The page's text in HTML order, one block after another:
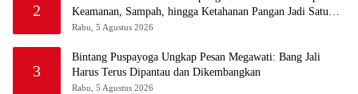
2
Keamanan, Sampah, hingga Ketahanan Pangan Jadi Satu
Sistem
Rabu, 5 Agustus 2026
3
Bintang Puspayoga Ungkap Pesan Megawati: Bang Jali
Harus Terus Dipantau dan Dikembangkan
Rabu, 5 Agustus 2026